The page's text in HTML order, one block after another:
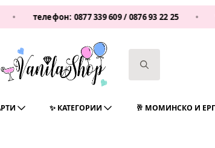
телефон:0877 339 609/0876 93 22 25 •
✨ КАТЕГОРИИ 🥂 МОМИНСКО И